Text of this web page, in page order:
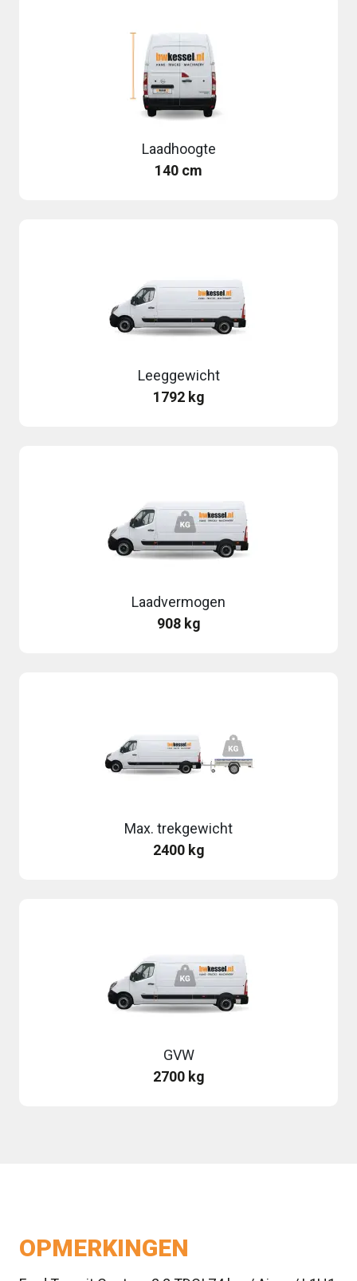
Laadhoogte
140 cm
Leeggewicht
1792 kg
Laadvermogen
908 kg
Max. trekgewicht
2400 kg
GVW
2700 kg
OPMERKINGEN